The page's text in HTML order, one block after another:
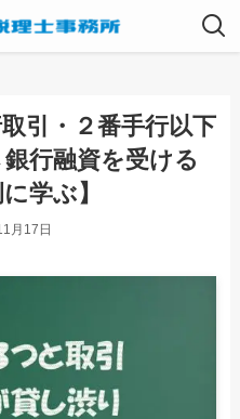
引・２番手行以下
行融資を受ける
学ぶ】
月17日